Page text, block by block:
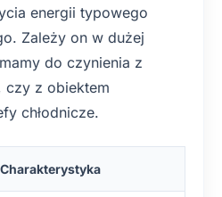
energii typowego
Zależy on w dużej
do czynienia z
czy z obiektem
chłodnicze.
Charakterystyka